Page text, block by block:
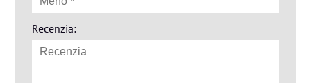
Recenzia: